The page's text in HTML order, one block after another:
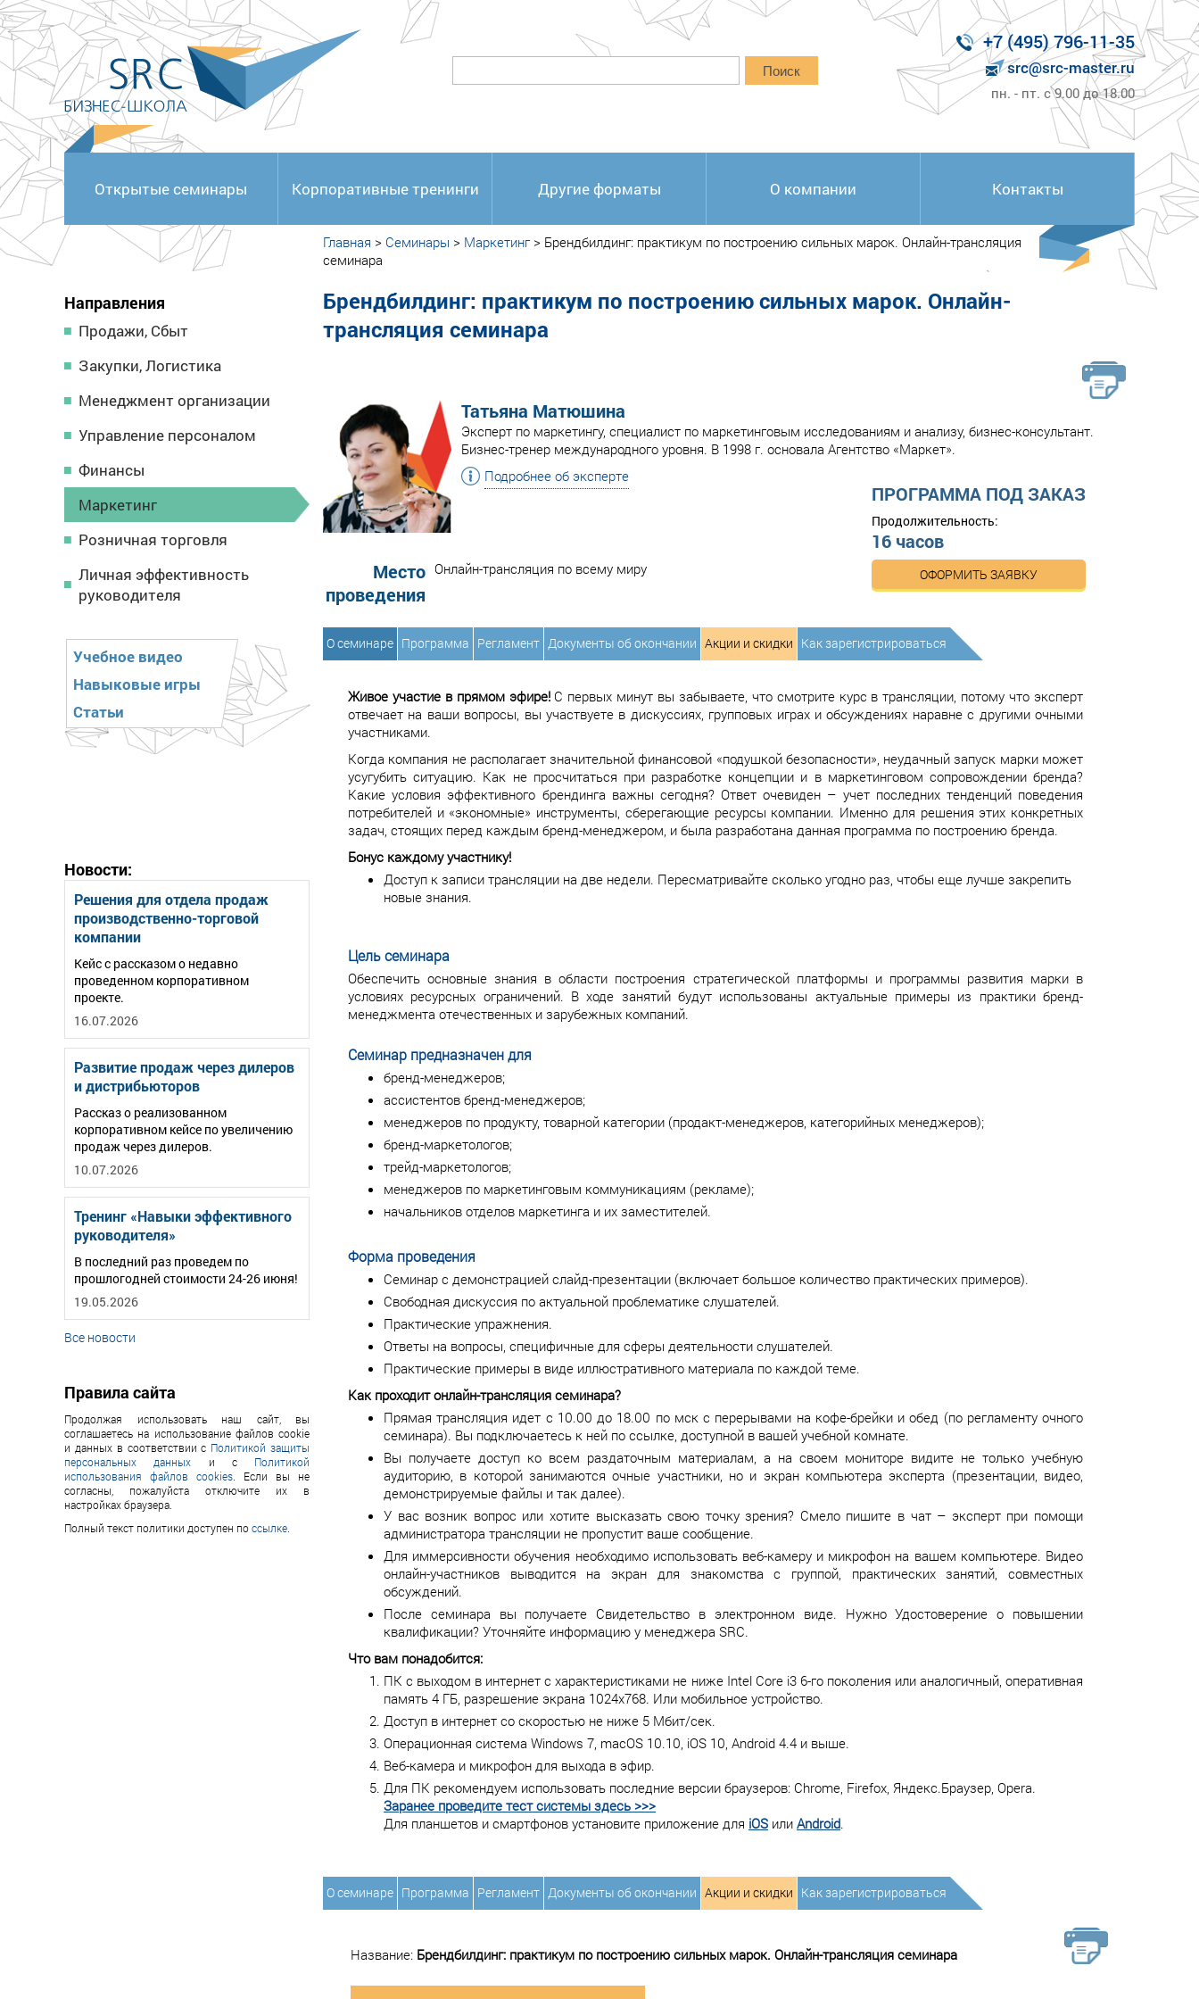
<
Поиск
+7 (495) 796-11-35
src@src-master.ru
пн. - пт. с 9.00 до 18.00
Открытые семинары Корпоративные тренинги Другие форматы О компании Контакты
Направления
Продажи, Сбыт
Закупки, Логистика
Менеджмент организации
Управление персоналом
Финансы
Маркетинг
Розничная торговля
Личная эффективность
руководителя
Учебное видео
Навыковые игры
Статьи
Новости:
Решения для отдела продаж
производственно-торговой
компании
Кейс с рассказом о недавно
проведенном корпоративном
проекте.
16.07.2026
Развитие продаж через дилеров
и дистрибьюторов
Рассказ о реализованном
корпоративном кейсе по увеличению
продаж через дилеров.
10.07.2026
Тренинг «Навыки эффективного
руководителя»
В последний раз проведем по
прошлогодней стоимости 24-26 июня!
19.05.2026
Все новости
Правила сайта
Продолжая использовать наш сайт, вы
соглашаетесь на использование файлов cookie
и данных в соответствии с Политикой защиты
персональных данных и с Политикой
использования файлов cookies . Если вы не
согласны, пожалуйста отключите их в
настройках браузера.
Полный текст политики доступен поссылке
Главная > Семинары > Маркетинг > Брендбилдинг: практикум по построению сильных марок. Онлайн-трансляция
семинара
Брендбилдинг: практикум по построению сильных марок. Онлайн-
трансляция семинара
Татьяна Матюшина
Эксперт по маркетингу, специалист по маркетинговым исследованиям и анализу, бизнес-консультант.
Бизнес-тренер международного уровня. В 1998 г. основала Агентство «Маркет».
Подробнее об эксперте
Место
проведения
Онлайн-трансляция по всему миру
ПРОГРАММА ПОД ЗАКАЗ
Продолжительность:
16 часов
ОФОРМИТЬ ЗАЯВКУ
О семинаре Программа Регламент Документы об окончании Акции и скидки Как зарегистрироваться
Живое участие в прямом эфире!С первых минут вы забываете, что смотрите курс в трансляции, потому что эксперт
отвечает на ваши вопросы, вы участвуете в дискуссиях, групповых играх и обсуждениях наравне с другими очными
участниками.
Когда компания не располагает значительной финансовой «подушкой безопасности», неудачный запуск марки может
усугубить ситуацию. Как не просчитаться при разработке концепции и в маркетинговом сопровождении бренда?
Какие условия эффективного брендинга важны сегодня? Ответ очевиден – учет последних тенденций поведения
потребителей и «экономные» инструменты, сберегающие ресурсы компании. Именно для решения этих конкретных
задач, стоящих перед каждым бренд-менеджером, и была разработана данная программа по построению бренда.
Бонус каждому участнику!
Доступ к записи трансляции на две недели. Пересматривайте сколько угодно раз, чтобы еще лучше закрепить
новые знания.
Цель семинара
Обеспечить основные знания в области построения стратегической платформы и программы развития марки в
условиях ресурсных ограничений. В ходе занятий будут использованы актуальные примеры из практики бренд-
менеджмента отечественных и зарубежных компаний.
Семинар предназначен для
бренд-менеджеров;
ассистентов бренд-менеджеров;
менеджеров по продукту, товарной категории (продакт-менеджеров, категорийных менеджеров);
бренд-маркетологов;
трейд-маркетологов;
менеджеров по маркетинговым коммуникациям (рекламе);
начальников отделов маркетинга и их заместителей.
Форма проведения
Семинар с демонстрацией слайд-презентации (включает большое количество практических примеров).
Свободная дискуссия по актуальной проблематике слушателей.
Практические упражнения.
Ответы на вопросы, специфичные для сферы деятельности слушателей.
Практические примеры в виде иллюстративного материала по каждой теме.
Как проходит онлайн-трансляция семинара?
Прямая трансляция идет с 10.00 до 18.00 по мск с перерывами на кофе-брейки и обед (по регламенту очного
семинара). Вы подключаетесь к ней по ссылке, доступной в вашей учебной комнате.
Вы получаете доступ ко всем раздаточным материалам, а на своем мониторе видите не только учебную
аудиторию, в которой занимаются очные участники, но и экран компьютера эксперта (презентации, видео,
демонстрируемые файлы и так далее).
У вас возник вопрос или хотите высказать свою точку зрения? Смело пишите в чат – эксперт при помощи
администратора трансляции не пропустит ваше сообщение.
Для иммерсивности обучения необходимо использовать веб-камеру и микрофон на вашем компьютере. Видео
онлайн-участников выводится на экран для знакомства с группой, практических занятий, совместных
обсуждений.
После семинара вы получаете Свидетельство в электронном виде. Нужно Удостоверение о повышении
квалификации? Уточняйте информацию у менеджера SRC.
Что вам понадобится:
ПК с выходом в интернет с характеристиками не ниже Intel Core i3 6-го поколения или аналогичный, оперативная
память 4 ГБ, разрешение экрана 1024х768. Или мобильное устройство.
Доступ в интернет со скоростью не ниже 5 Мбит/сек.
Операционная система Windows 7, macOS 10.10, iOS 10, Android 4.4 и выше.
Веб-камера и микрофон для выхода в эфир.
Для ПК рекомендуем использовать последние версии браузеров: Chrome, Firefox, Яндекс.Браузер, Opera.
Заранее проведите тест системы здесь >>>
Для планшетов и смартфонов установите приложение для iOS или Android.
О семинаре Программа Регламент Документы об окончании Акции и скидки Как зарегистрироваться
Название: Брендбилдинг: практикум по построению сильных марок. Онлайн-трансляция семинара